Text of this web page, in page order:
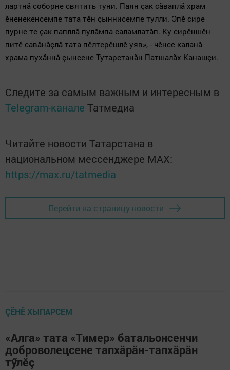
лартнă соборне святить туни. Паян çак сăваплă храм
ӗненекенсемпе тата тӗн çыннисемпе тулли. Эпӗ сире
пурне те çак папллă пулăмпа саламлатăп. Ку сирӗншӗн
питӗ савăнăçлă тата пӗлтерӗшлӗ уяв», - чӗнсе каланă
храма пухăннă çынсене Тутарстанăн Патшалăх Канашçи.
Следите за самым важным и интересным в
Telegram-канале Татмедиа
Читайте новости Татарстана в
национальном мессенджере MАХ:
https://max.ru/tatmedia
Перейти на страницу новости
ÇӖНӖ ХЫПАРСЕМ
«Алга» тата «Тимер» батальонсенчи
доброволецсене тапхăрăн-тапхăрăн
тӳлӗç